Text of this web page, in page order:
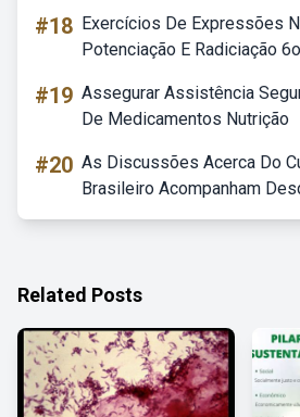
#18 Exercícios De Expressões
Potenciação E Radiciação
#19 Assegurar Assistência
De Medicamentos Nutrição
#20 As Discussões Acerca Do
Brasileiro Acompanham
Related Posts